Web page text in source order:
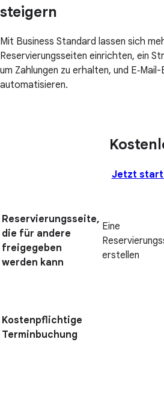
steigern
Mit Business Standard lassen sich
Reservierungsseiten einrichten, ein
um Zahlungen zu erhalten, und E‑Mail-
automatisieren.
Jetzt
Reservierungsseite,
die für andere
freigegeben
werden kann
Eine
erstellen
Kostenpflichtige
Terminbuchung